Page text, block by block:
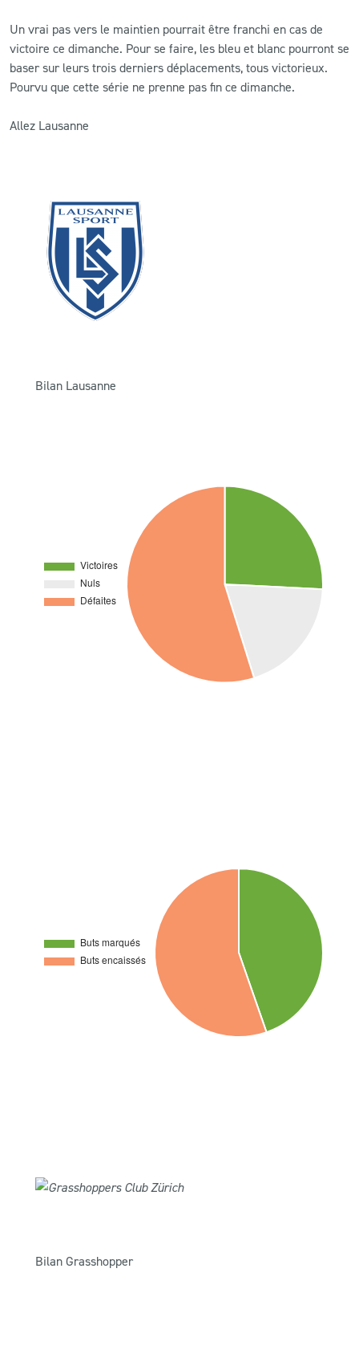
Un vrai pas vers le maintien pourrait être franchi en cas de
victoire ce dimanche. Pour se faire, les bleu et blanc pourront se
baser sur leurs trois derniers déplacements, tous victorieux.
Pourvu que cette série ne prenne pas fin ce dimanche.
Allez Lausanne
Bilan Lausanne
Bilan Grasshopper